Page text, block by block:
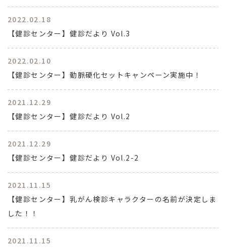
2022.02.18
【健診センター】健診だより Vol.3
2022.02.10
【健診センター】動脈硬化セットキャンペーン実施中！
2021.12.29
【健診センター】健診だより Vol.2
2021.12.29
【健診センター】健診だより Vol.2-2
2021.11.15
【健診センター】乳がん検診キャラクターの名前が決定しま
した！！
2021.11.15